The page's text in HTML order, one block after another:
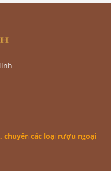
, chuyên các loại rượu ngoại